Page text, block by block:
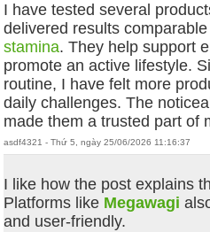
I have tested several
delivered results
stamina. They help support
promote an active lifestyle.
routine, I have felt more
daily challenges. The
made them a trusted part of
asdf4321 - Thứ 5, ngày 25/06/2026 11:16:37
I like how the post explains
Platforms like Megawagi
and user-friendly.